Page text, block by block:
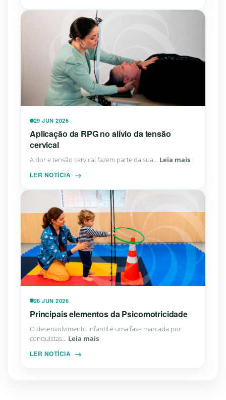
29 JUN 2026
Aplicação da RPG no alívio da tensão
cervical
A dor e tensão cervical fazem parte da sua... Leia mais
LER NOTÍCIA
26 JUN 2026
Principais elementos da Psicomotricidade
O desenvolvimento infantil é uma fase marcada por
conquistas... Leia mais
LER NOTÍCIA